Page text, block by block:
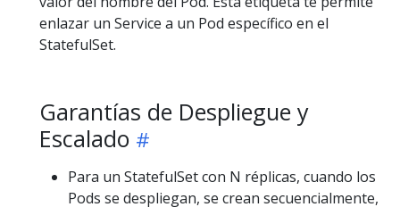
enlazar un Service a un Pod específico en el
StatefulSet.
Garantías de Despliegue y
Escalado
Para un StatefulSet con N réplicas, cuando los
Pods se despliegan, se crean secuencialmente,